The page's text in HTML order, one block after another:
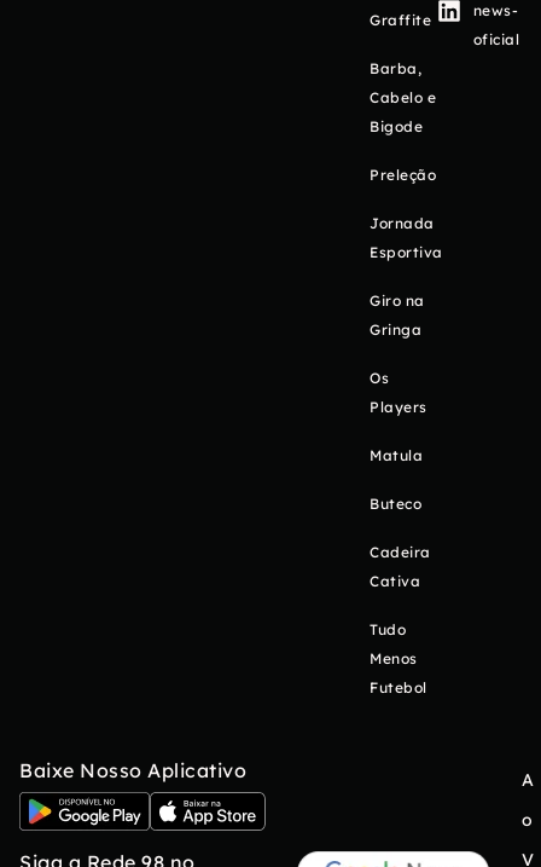
Graffite
Barba,
Cabelo e
Bigode
Preleção
Jornada
Esportiva
Giro na
Gringa
Os
Players
Matula
Buteco
Cadeira
Cativa
Tudo
Menos
Futebol
news-
oficial
Baixe Nosso Aplicativo
A
o
V